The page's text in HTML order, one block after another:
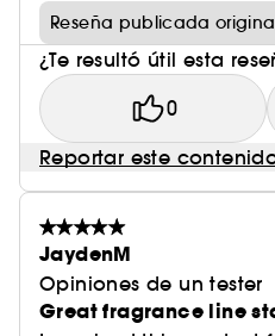
Reseña publicada
¿Te resultó útil esta
0
Reportar este
JaydenM
Opiniones de un tester
Great fragrance line